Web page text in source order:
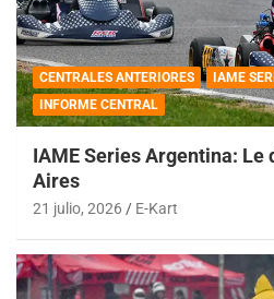
CENTRALES ANTERIORES
IAME
INFORME CENTRAL
IAME Series Argentina: Le
Aires
21 julio, 2026 E-Kart